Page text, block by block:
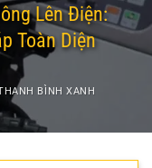
Lên Điện:
Toàn Diện
BÌNH XANH